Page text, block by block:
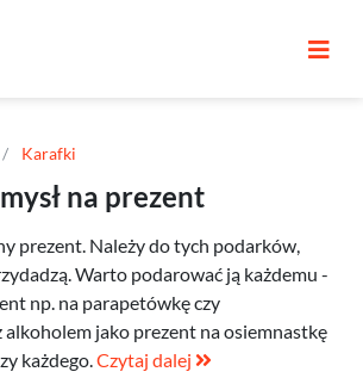
Karafki
na prezent
prezent. Należy do tych podarków,
Warto podarować ją każdemu -
np. na parapetówkę czy
alkoholem jako prezent na osiemnastkę
każdego.Czytaj dalej